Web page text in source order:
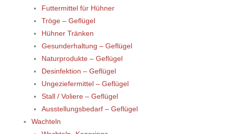
Futtermittel für Hühner
Tröge – Geflügel
Hühner Tränken
Gesunderhaltung – Geflügel
Naturprodukte – Geflügel
Desinfektion – Geflügel
Ungeziefermittel – Geflügel
Stall / Voliere – Geflügel
Ausstellungsbedarf – Geflügel
Wachteln